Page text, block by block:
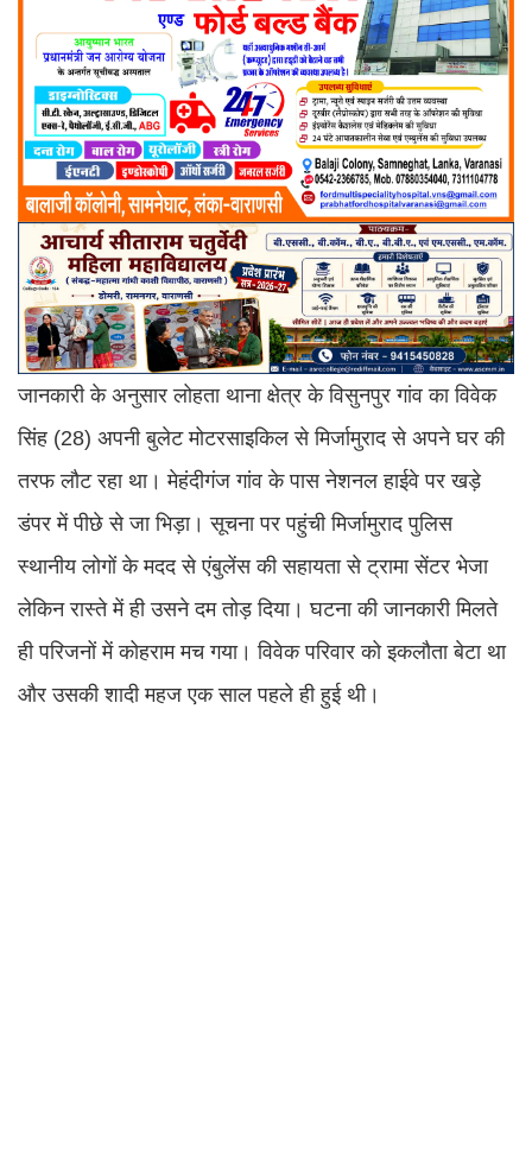
जानकारी के अनुसार लोहता थाना क्षेत्र के विसुनपुर गांव का विवेक
सिंह (28) अपनी बुलेट मोटरसाइकिल से मिर्जामुराद से अपने घर की
तरफ लौट रहा था। मेहंदीगंज गांव के पास नेशनल हाईवे पर खड़े
डंपर में पीछे से जा भिड़ा। सूचना पर पहुंची मिर्जामुराद पुलिस
स्थानीय लोगों के मदद से एंबुलेंस की सहायता से ट्रामा सेंटर भेजा
लेकिन रास्ते में ही उसने दम तोड़ दिया। घटना की जानकारी मिलते
ही परिजनों में कोहराम मच गया। विवेक परिवार को इकलौता बेटा था
और उसकी शादी महज एक साल पहले ही हुई थी।